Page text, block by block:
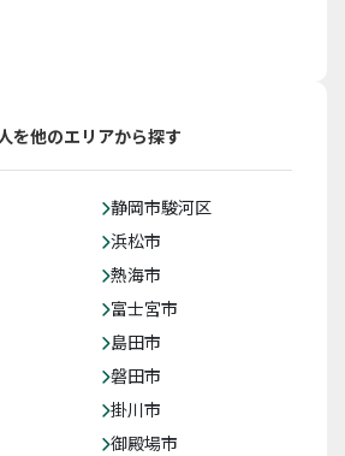
を他のエリアから探す
静岡市駿河区
浜松市
熱海市
富士宮市
島田市
磐田市
掛川市
御殿場市